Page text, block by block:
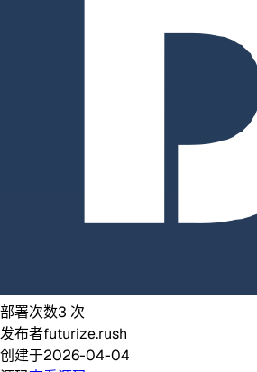
部署次数3 次
发布者futurize.rush
创建于2026-04-04